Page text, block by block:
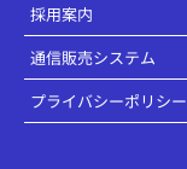
採用案内
通信販売システム
プライバシーポリシー